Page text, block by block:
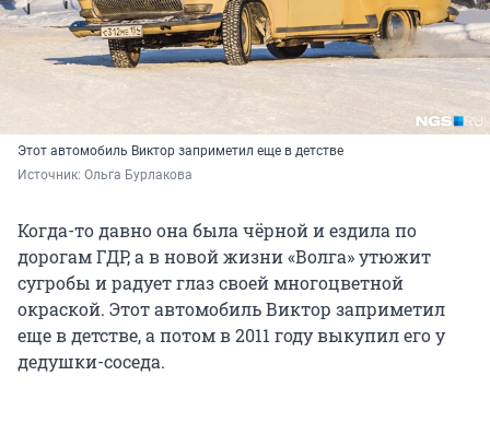
Этот автомобиль Виктор заприметил еще в детстве
Источник: Ольга Бурлакова
Когда-то давно она была чёрной и ездила по
дорогам ГДР, а в новой жизни «Волга» утюжит
сугробы и радует глаз своей многоцветной
окраской. Этот автомобиль Виктор заприметил
еще в детстве, а потом в 2011 году выкупил его у
дедушки-соседа.